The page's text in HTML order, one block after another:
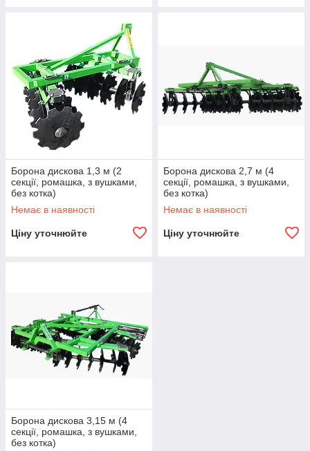
Борона дискова 1,3 м (2
секції, ромашка, з вушками,
без котка)
Немає в наявності
Ціну уточнюйте
Борона дискова 2,7 м (4
секції, ромашка, з вушками,
без котка)
Немає в наявності
Ціну уточнюйте
Борона дискова 3,15 м (4
секції, ромашка, з вушками,
без котка)